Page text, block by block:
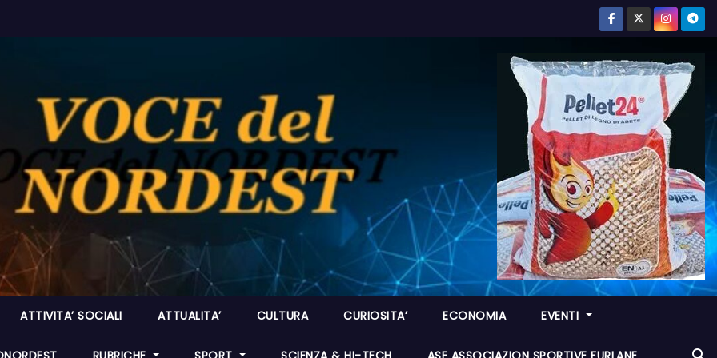
ATTIVITA’ SOCIALI ATTUALITA’ CULTURA CURIOSITA’ ECONOMIA EVENTI